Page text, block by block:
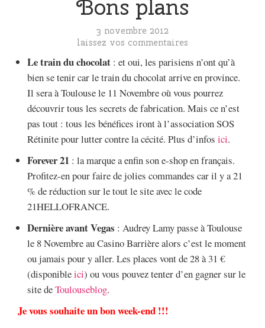
Bons plans
3 novembre 2012
laissez vos commentaires
Le train du chocolat : et oui, les parisiens n’ont qu’à
bien se tenir car le train du chocolat arrive en province.
Il sera à Toulouse le 11 Novembre où vous pourrez
découvrir tous les secrets de fabrication. Mais ce n’est
pas tout : tous les bénéfices iront à l’association SOS
Rétinite pour lutter contre la cécité. Plus d’infos ici.
Forever 21 : la marque a enfin son e-shop en français.
Profitez-en pour faire de jolies commandes car il y a 21
% de réduction sur le tout le site avec le code
21HELLOFRANCE.
Dernière avant Vegas : Audrey Lamy passe à Toulouse
le 8 Novembre au Casino Barrière alors c’est le moment
ou jamais pour y aller. Les places vont de 28 à 31 €
(disponibleici) ou vous pouvez tenter d’en gagner sur le
site deToulouseblog.
Je vous souhaite un bon week-end !!!